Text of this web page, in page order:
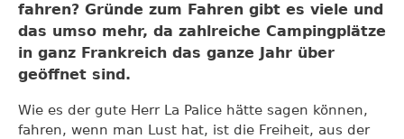
fahren? Gründe zum Fahren gibt es viele und
das umso mehr, da zahlreiche Campingplätze
in ganz Frankreich das ganze Jahr über
geöffnet sind.
Wie es der gute Herr La Palice hätte sagen können,
fahren, wenn man Lust hat, ist die Freiheit, aus der